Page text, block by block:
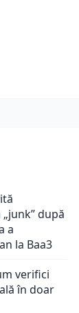
după
a
la Baa3
verifici
în doar